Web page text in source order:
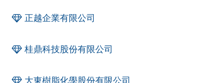
正越企業有限公司
桂鼎科技股份有限公司
大東樹脂化學股份有限公司